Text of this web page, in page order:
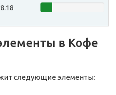
в Кофе
следующие элементы: